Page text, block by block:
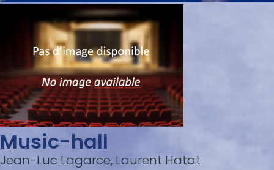
Music-hall
Jean-Luc Lagarce, Laurent Hatat